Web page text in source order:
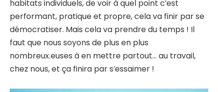
habitats individuels, de voir à quel point c’est
performant, pratique et propre, cela va finir par se
démocratiser. Mais cela va prendre du temps ! Il
faut que nous soyons de plus en plus
nombreux.euses à en mettre partout… au travail,
chez nous, et ça finira par s’essaimer !